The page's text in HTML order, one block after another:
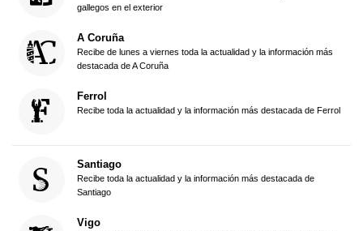
gallegos en el exterior
A Coruña
Recibe de lunes a viernes toda la actualidad y la información más
destacada de A Coruña
Ferrol
Recibe toda la actualidad y la información más destacada de Ferrol
Santiago
Recibe toda la actualidad y la información más destacada de
Santiago
Vigo